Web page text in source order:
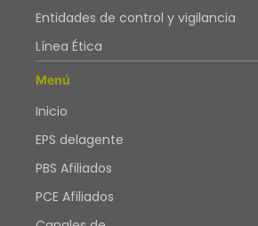
Menú
Inicio
EPS delagente
PBS Afiliados
PCE Afiliados
Entidades de control y vigilancia
Línea Ética